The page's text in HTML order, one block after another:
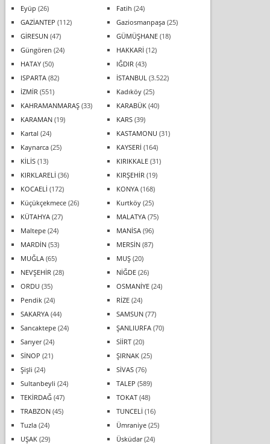
Eyüp (26) Fatih (24)
GAZİANTEP (112) Gaziosmanpaşa(25)
GİRESUN(47) GÜMÜŞHANE(18)
Güngören (24) HAKKARİ (12)
HATAY(50) IĞDIR (43)
ISPARTA(82) İSTANBUL (3.522)
İZMİR (551) Kadıköy(25)
KAHRAMANMARAŞ(33) KARABÜK(40)
KARAMAN(19) KARS(39)
Kartal (24) KASTAMONU (31)
Kaynarca(25) KAYSERİ (164)
KİLİS(13) KIRIKKALE(31)
KIRKLARELİ (36) KIRŞEHİR (19)
KOCAELİ (172) KONYA(168)
Küçükçekmece(26) Kurtköy(25)
KÜTAHYA(27) MALATYA(75)
Maltepe(24) MANİSA(96)
MARDİN(53) MERSİN(87)
MUĞLA(65) MUŞ(20)
NEVŞEHİR (28) NİĞDE(26)
ORDU (35) OSMANİYE(24)
Pendik(24) RİZE(24)
SAKARYA(44) SAMSUN(77)
Sancaktepe(24) ŞANLIURFA(70)
Sarıyer(24) SİİRT(20)
SİNOP (21) ŞIRNAK(25)
Şişli (24) SİVAS(76)
Sultanbeyli (24) TALEP (589)
TEKİRDAĞ(47) TOKAT(48)
TRABZON(45) TUNCELİ (16)
Tuzla(24) Ümraniye(25)
UŞAK(29) Üsküdar(24)